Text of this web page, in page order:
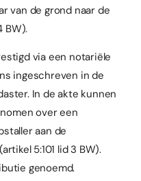
van de grond naar de
BW).
via een notariële
ingeschreven in de
In de akte kunnen
over een
aan de
5:101 lid 3 BW).
genoemd.